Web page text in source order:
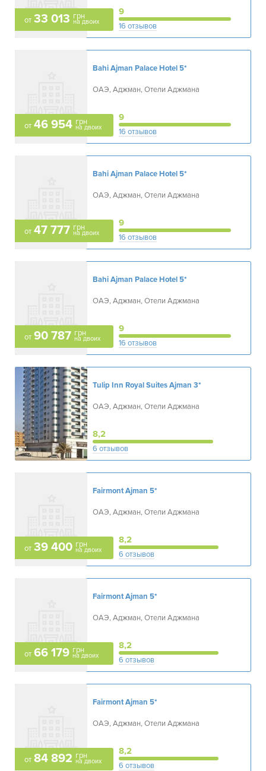
от 33 013 грн
на двоих
9
16 отзывов
от 46 954 грн
на двоих
Bahi Ajman Palace Hotel5*
ОАЭ, Аджман, Отели Аджмана
9
16 отзывов
от 47 777 грн
на двоих
Bahi Ajman Palace Hotel5*
ОАЭ, Аджман, Отели Аджмана
9
16 отзывов
от 90 787 грн
на двоих
Bahi Ajman Palace Hotel5*
ОАЭ, Аджман, Отели Аджмана
9
16 отзывов
Tulip Inn Royal Suites Ajman 3*
ОАЭ, Аджман, Отели Аджмана
8,2
6 отзывов
от 39 400 грн
на двоих
Fairmont Ajman 5*
ОАЭ, Аджман, Отели Аджмана
8,2
6 отзывов
от 66 179 грн
на двоих
Fairmont Ajman 5*
ОАЭ, Аджман, Отели Аджмана
8,2
6 отзывов
от 84 892 грн
на двоих
Fairmont Ajman 5*
ОАЭ, Аджман, Отели Аджмана
8,2
6 отзывов